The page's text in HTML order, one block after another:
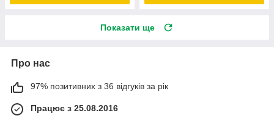
Показати ще
Про нас
97% позитивних з 36 відгуків за рік
Працює з 25.08.2016